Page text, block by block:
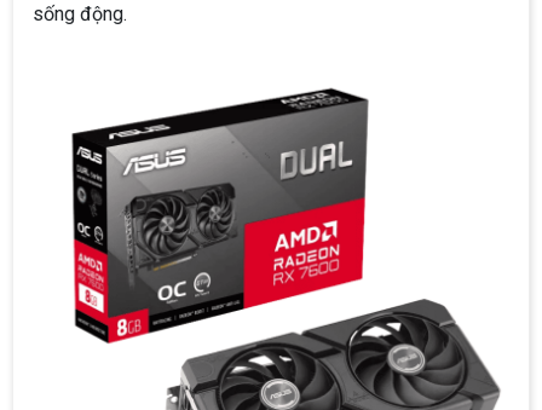
sống động.